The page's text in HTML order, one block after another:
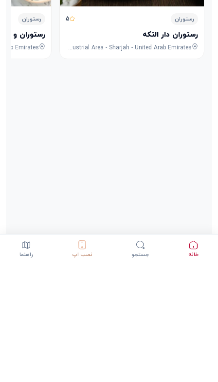
رستوران 5
رستوران دار التکه
8F53+FPG - University City Rd - Muwaileh Commercial - Industrial Area - Sharjah - United Arab Emirates
رستوران
رستوران و
خانه جستجو نصب اپ راهنما